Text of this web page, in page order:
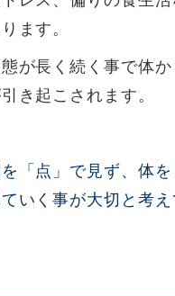
ます。
が長く続く事で体
き起こされます。
「点」で見ず、体を
いく事が大切と考え